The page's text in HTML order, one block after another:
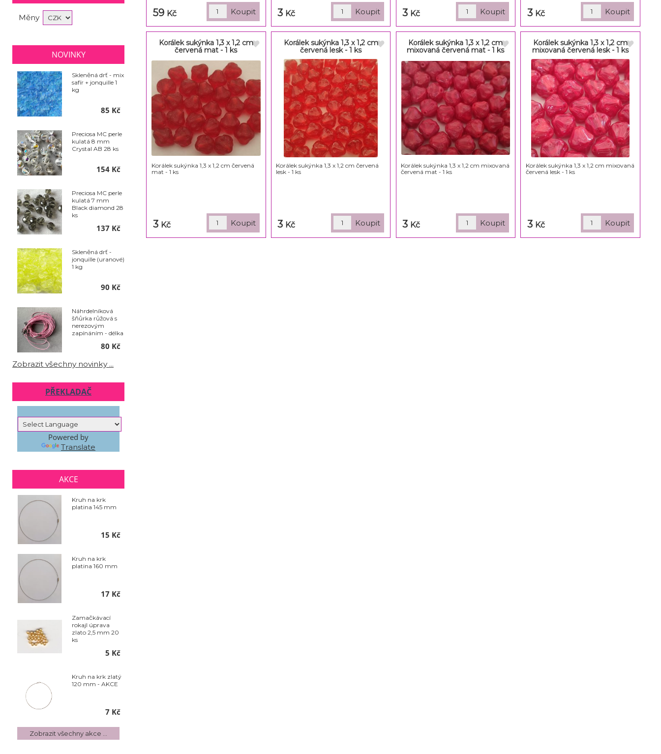
59 Kč 3 Kč 3 Kč 3 Kč
Korálek sukýnka 1,3 x 1,2 cm
červená mat - 1 ks
Korálek sukýnka 1,3 x 1,2 cm červená
mat - 1 ks
3 Kč
Korálek sukýnka 1,3 x 1,2 cm
červená lesk - 1 ks
Korálek sukýnka 1,3 x 1,2 cm červená
lesk - 1 ks
3 Kč
Korálek sukýnka 1,3 x 1,2 cm
mixovaná červená mat - 1 ks
Korálek sukýnka 1,3 x 1,2 cm mixovaná
červená mat - 1 ks
3 Kč
Korálek sukýnka 1,3 x 1,2 cm
mixovaná červená lesk - 1 ks
Korálek sukýnka 1,3 x 1,2 cm mixovaná
červená lesk - 1 ks
3 Kč
Měny
NOVINKY
Skleněná drť - mix
safír + jonquille 1
kg
85 Kč
Preciosa MC perle
kulatá 8 mm
Crystal AB 28 ks
154 Kč
Preciosa MC perle
kulatá 7 mm
Black diamond 28
ks
137 Kč
Skleněná drť -
jonquille (uranové)
1 kg
90 Kč
Náhrdelníková
šňůrka růžová s
nerezovým
zapínáním - délka
80 Kč
Zobrazit všechny novinky ...
PŘEKLADAČ
Powered by
Translate
AKCE
Kruh na krk
platina 145 mm
15 Kč
Kruh na krk
platina 160 mm
17 Kč
Zamačkávací
rokajl úprava
zlato 2,5 mm 20
ks
5 Kč
Kruh na krk zlatý
120 mm - AKCE
7 Kč
Zobrazit všechny akce ...